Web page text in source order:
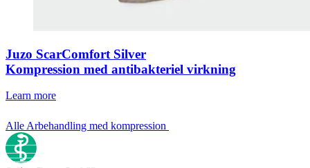
Juzo ScarComfort Silver
Kompression med antibakteriel virkning
Learn more
Alle Arbehandling med kompression